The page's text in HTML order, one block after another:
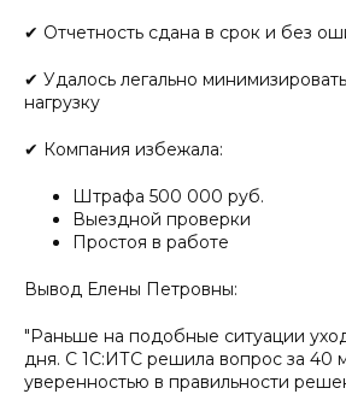
✔ Отчетность сдана в срок и без
✔ Удалось легально
нагрузку
✔ Компания избежала:
Штрафа 500 000 руб.
Выездной проверки
Простоя в работе
Вывод Елены Петровны:
"Раньше на подобные ситуации
дня. С 1С:ИТС решила вопрос за 40
уверенностью в правильности